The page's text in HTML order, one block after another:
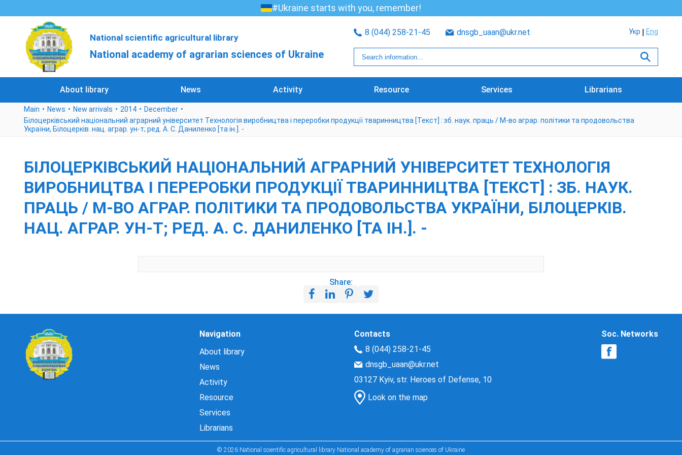
#Ukraine starts with you, remember!
National scientific agricultural library
National academy of agrarian sciences of Ukraine
8 (044) 258-21-45 dnsgb_uaan@ukr.net Укр Eng
About library News Activity Resource Services Librarians
Main News New arrivals 2014
December
Білоцерківський національний аграрний університет Технологія виробництва і переробки продукції тваринництва [Текст] : зб. наук. праць / М-во аграр. політики та продовольства
України, Білоцерків. нац. аграр. ун-т; ред. А. С. Даниленко [та ін.]. -
БІЛОЦЕРКІВСЬКИЙ НАЦІОНАЛЬНИЙ АГРАРНИЙ УНІВЕРСИТЕТ ТЕХНОЛОГІЯ
ВИРОБНИЦТВА І ПЕРЕРОБКИ ПРОДУКЦІЇ ТВАРИННИЦТВА [ТЕКСТ] : ЗБ. НАУК.
ПРАЦЬ / М-ВО АГРАР. ПОЛІТИКИ ТА ПРОДОВОЛЬСТВА УКРАЇНИ, БІЛОЦЕРКІВ.
НАЦ. АГРАР. УН-Т; РЕД. А. С. ДАНИЛЕНКО [ТА ІН.]. -
Share:
Navigation
About library
News
Activity
Resource
Services
Librarians
Contacts
8 (044) 258-21-45
dnsgb_uaan@ukr.net
03127 Kyiv, str. Heroes of Defense, 10
Look on the map
Soc. Networks
© 2026 National scientific agricultural library National academy of agrarian sciences of Ukraine